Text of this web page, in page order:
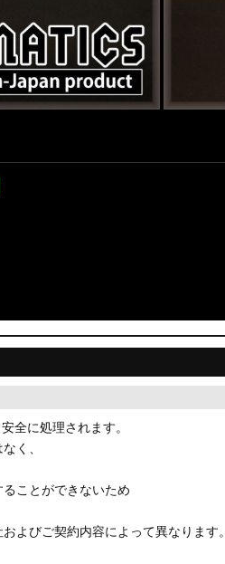
全に処理されます。
く、
ことができないため
よびご契約内容によって異なります。